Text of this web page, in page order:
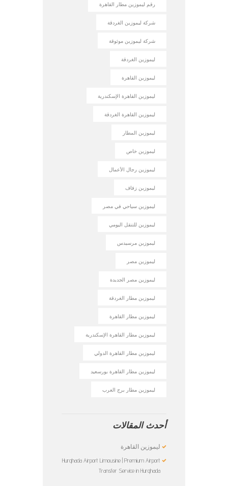
رقم ليموزين مطار القاهرة
شركة ليموزين الغردقة
شركة ليموزين موثوقة
ليموزين الغردقة
ليموزين القاهرة
ليموزين القاهرة الإسكندرية
ليموزين القاهرة الغردقة
ليموزين المطار
ليموزين خاص
ليموزين رجال الأعمال
ليموزين زفاف
ليموزين سياحي في مصر
ليموزين للتنقل اليومي
ليموزين مرسيدس
ليموزين مصر
ليموزين مصر الجديدة
ليموزين مطار الغردقة
ليموزين مطار القاهرة
ليموزين مطار القاهرة الإسكندرية
ليموزين مطار القاهرة الدولي
ليموزين مطار القاهرة بورسعيد
ليموزين مطار برج العرب
أحدث المقالات
ليموزين القاهرة
Hurghada Airport Limousine | Premium Airport
Transfer Service in Hurghada